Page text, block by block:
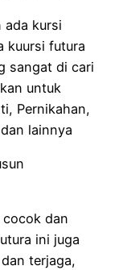
ada kursi
kuursi futura
sangat di cari
untuk
Pernikahan,
lainnya
cocok dan
ini juga
terjaga,